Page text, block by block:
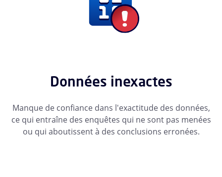
Données inexactes
Manque de confiance dans l'exactitude des données,
ce qui entraîne des enquêtes qui ne sont pas menées
ou qui aboutissent à des conclusions erronées.